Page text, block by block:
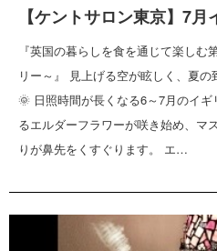
【ケントサロン東京】7
『英国の暮らしを食を通じて楽し
リー～』 見上げる空が眩しく、夏
🌞 日照時間が長くなる6～7月のイ
るエルダーフラワーが咲き始め、マ
りが鼻先をくすぐります。 エ…